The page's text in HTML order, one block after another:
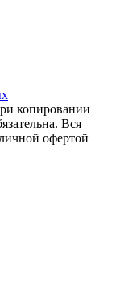
копировании
Вся
офертой